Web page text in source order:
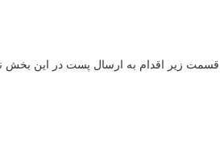
قسمت زیر اقدام به ارسال پست در این بخش